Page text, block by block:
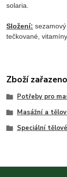
solaria.
Složení:
tečkované, vitamíny
Zboží
Potřeby pro
Masážní a
Speciální